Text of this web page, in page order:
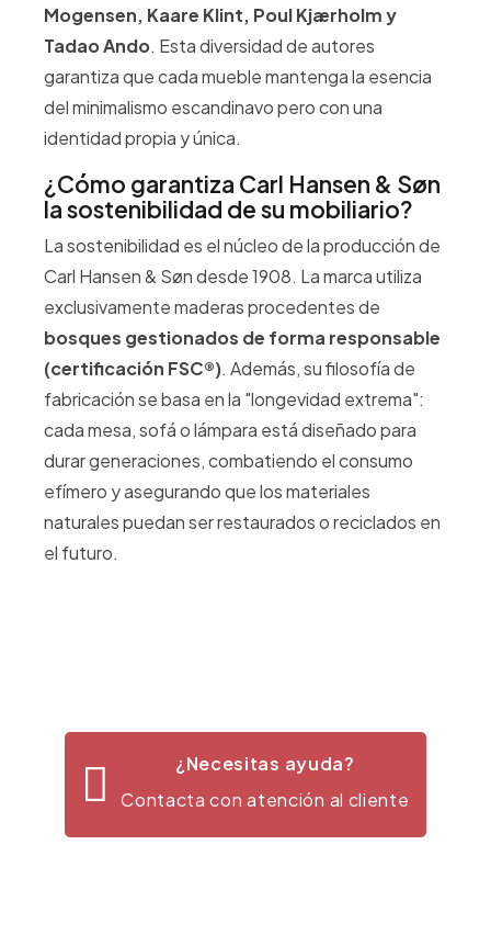
Mogensen, Kaare Klint, Poul Kjærholm y
Tadao Ando. Esta diversidad de autores
garantiza que cada mueble mantenga la esencia
del minimalismo escandinavo pero con una
identidad propia y única.
¿Cómo garantiza Carl Hansen & Søn
la sostenibilidad de su mobiliario?
La sostenibilidad es el núcleo de la producción de
Carl Hansen & Søn desde 1908. La marca utiliza
exclusivamente maderas procedentes de
bosques gestionados de forma responsable
(certificación FSC®). Además, su filosofía de
fabricación se basa en la "longevidad extrema":
cada mesa, sofá o lámpara está diseñado para
durar generaciones, combatiendo el consumo
efímero y asegurando que los materiales
naturales puedan ser restaurados o reciclados en
el futuro.
¿Necesitas ayuda?
Contacta con atención al cliente